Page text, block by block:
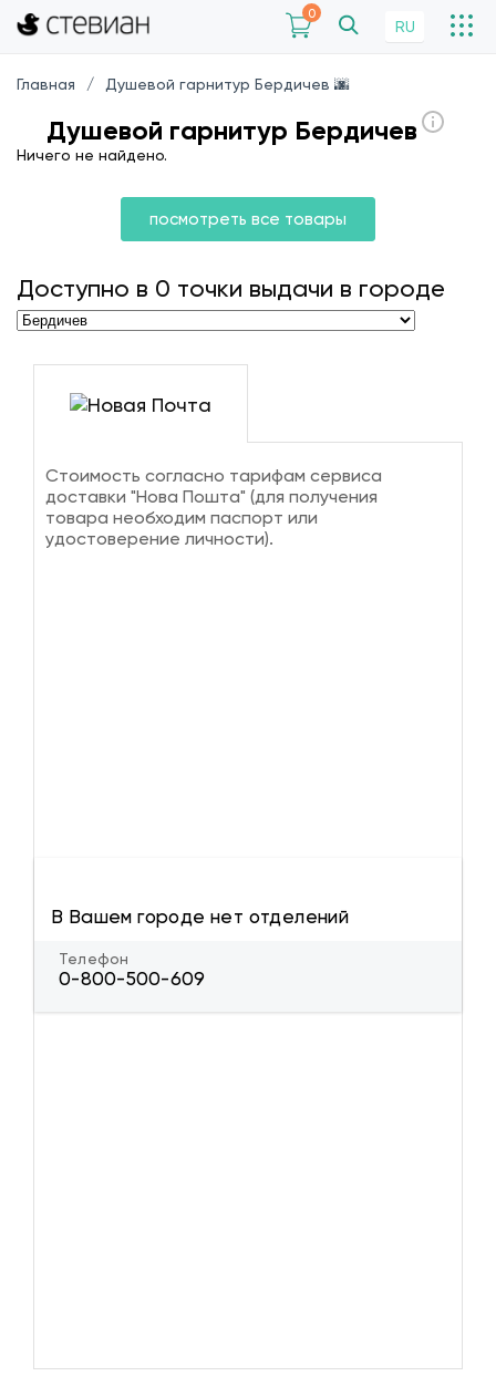
0
RU
Главная Душевой гарнитур Бердичев 🌆
Душевой гарнитур Бердичев
Ничего не найдено.
посмотреть все товары
Доступно в 0 точки выдачи в городе
Стоимость согласно тарифам сервиса
доставки "Нова Пошта" (для получения
товара необходим паспорт или
удостоверение личности).
В Вашем городе нет отделений
Телефон
0-800-500-609